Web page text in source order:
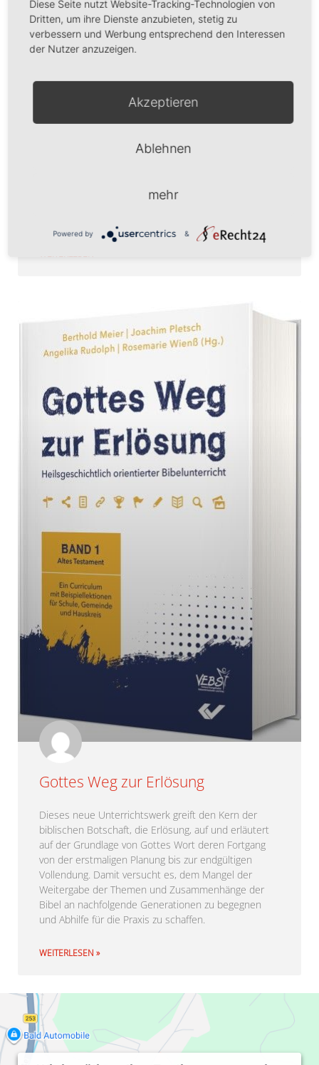
Was ist im Paket?
dringend eine Wärmflasche, aber wer kommt schon
genau darum betet, fragt sich Helen Roseveare, ob ihr
WEITERLESEN »
Gottes Weg zur Erlösung
Dieses neue Unterrichtswerk greift den Kern der
biblischen Botschaft, die Erlösung, auf und erläutert
auf der Grundlage von Gottes Wort deren Fortgang
von der erstmaligen Planung bis zur endgültigen
Vollendung. Damit versucht es, dem Mangel der
Weitergabe der Themen und Zusammenhänge der
Bibel an nachfolgende Generationen zu begegnen
und Abhilfe für die Praxis zu schaffen.
WEITERLESEN »
Diese Seite nutzt Website-Tracking-Technologien von
Dritten, um ihre Dienste anzubieten, stetig zu
verbessern und Werbung entsprechend den Interessen
der Nutzer anzuzeigen.
Akzeptieren
Ablehnen
mehr
Powered by &